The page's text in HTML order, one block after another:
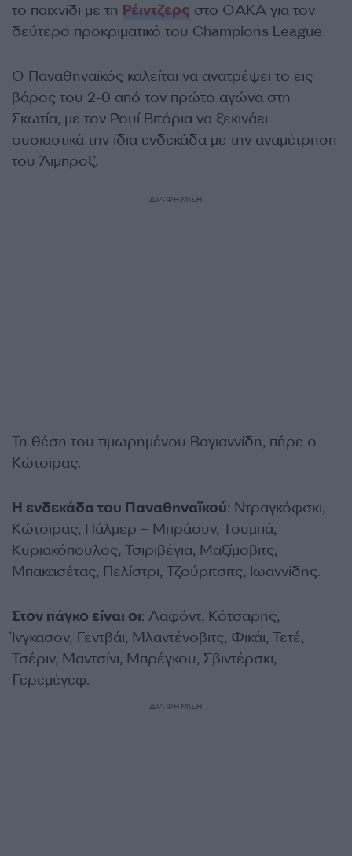
το παιχνίδι με τη Ρέιντζερς στο ΟΑΚΑ για τον
δεύτερο προκριματικό του Champions League.
Ο Παναθηναϊκός καλείται να ανατρέψει το εις
βάρος του 2-0 από τον πρώτο αγώνα στη
Σκωτία, με τον Ρουί Βιτόρια να ξεκινάει
ουσιαστικά την ίδια ενδεκάδα με την αναμέτρηση
του Άιμπροξ.
ΔΙΑΦΗΜΙΣΗ
Τη θέση του τιμωρημένου Βαγιαννίδη, πήρε ο
Κώτσιρας.
Η ενδεκάδα του Παναθηναϊκού: Ντραγκόφσκι,
Κώτσιρας, Πάλμερ – Μπράουν, Τουμπά,
Κυριακόπουλος, Τσιριβέγια, Μαξίμοβιτς,
Μπακασέτας, Πελίστρι, Τζούριτσιτς, Ιωαννίδης.
Στον πάγκο είναι οι: Λαφόντ, Κότσαρης,
Ίνγκασον, Γεντβάι, Μλαντένοβιτς, Φικάι, Τετέ,
Τσέριν, Μαντσίνι, Μπρέγκου, Σβιντέρσκι,
Γερεμέγεφ.
ΔΙΑΦΗΜΙΣΗ